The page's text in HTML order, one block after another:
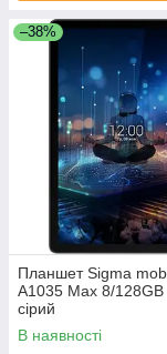
–38%
Планшет Sigma
A1035 Max 8/
сірий
В наявності